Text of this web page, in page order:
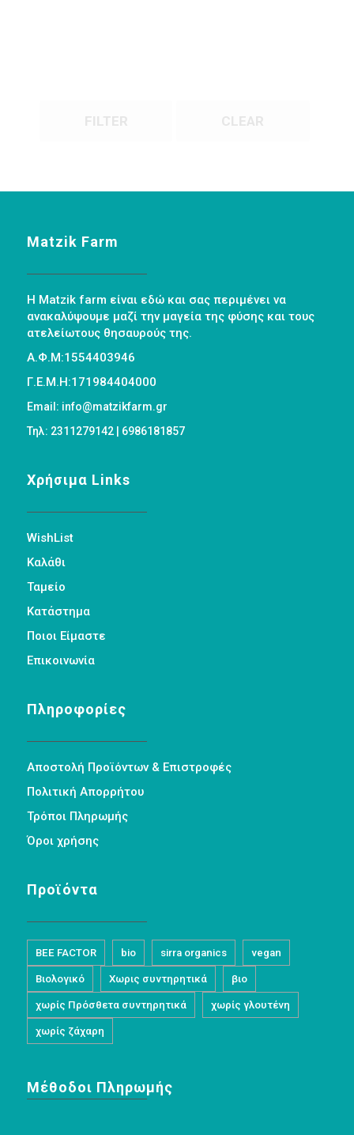
Matzik Farm
Η Matzik farm είναι εδώ και σας περιμένει να
ανακαλύψουμε μαζί την μαγεία της φύσης και τους
ατελείωτους θησαυρούς της.
Α.Φ.Μ:1554403946
Γ.Ε.Μ.Η:171984404000
Email: info@matzikfarm.gr
Τηλ: 2311279142 | 6986181857
Χρήσιμα Links
WishList
Καλάθι
Ταμείο
Κατάστημα
Ποιοι Είμαστε
Επικοινωνία
Πληροφορίες
Αποστολή Προϊόντων & Επιστροφές
Πολιτική Απορρήτου
Τρόποι Πληρωμής
Όροι χρήσης
Προϊόντα
BEE FACTOR bio sirra organics vegan
Βιολογικό Χωρις συντηρητικά βιο
χωρίς Πρόσθετα συντηρητικά χωρίς γλουτένη
χωρίς ζάχαρη
Μέθοδοι Πληρωμής